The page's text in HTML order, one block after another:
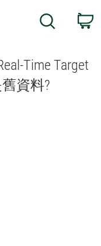
Search
Time Target
資料?